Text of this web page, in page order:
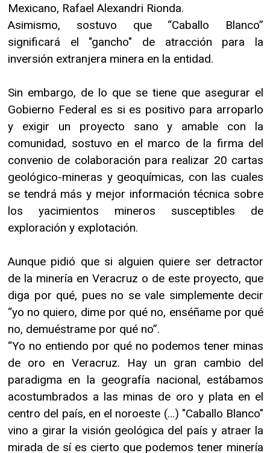
Mexicano, Rafael Alexandri Rionda.
Asimismo, sostuvo que “Caballo Blanco”
significará el "gancho" de atracción para la
inversión extranjera minera en la entidad.
Sin embargo, de lo que se tiene que asegurar el
Gobierno Federal es si es positivo para arroparlo
y exigir un proyecto sano y amable con la
comunidad, sostuvo en el marco de la firma del
convenio de colaboración para realizar 20 cartas
geológico-mineras y geoquímicas, con las cuales
se tendrá más y mejor información técnica sobre
los yacimientos mineros susceptibles de
exploración y explotación.
Aunque pidió que si alguien quiere ser detractor
de la minería en Veracruz o de este proyecto, que
diga por qué, pues no se vale simplemente decir
“yo no quiero, dime por qué no, enséñame por qué
no, demuéstrame por qué no”.
“Yo no entiendo por qué no podemos tener minas
de oro en Veracruz. Hay un gran cambio del
paradigma en la geografía nacional, estábamos
acostumbrados a las minas de oro y plata en el
centro del país, en el noroeste (…) "Caballo Blanco"
vino a girar la visión geológica del país y atraer la
mirada de sí es cierto que podemos tener minería